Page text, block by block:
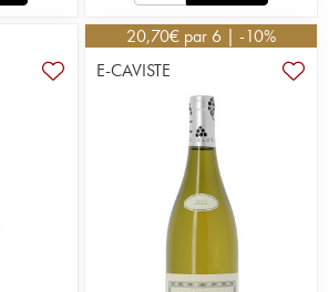
20,70€ par 6 | -10%
E-CAVISTE